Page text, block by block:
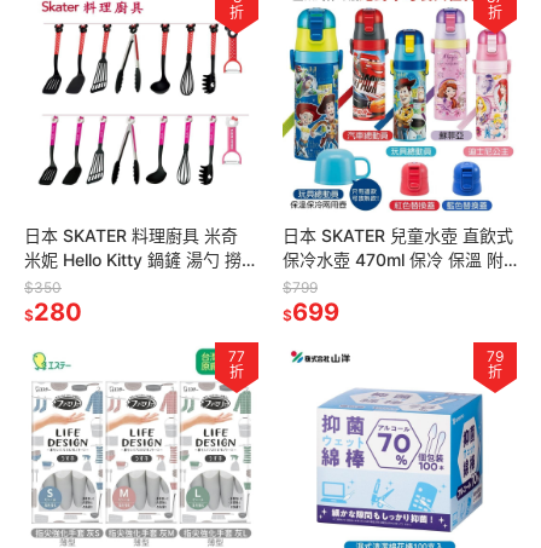
折
日本 SKATER 料理廚具 米奇
米妮 Hello Kitty 鍋鏟 湯勺 撈麵
勺 攪拌器 削皮器 甜點模 多種
任選
$350
$280
折
日本 SKATER 兒童水壺 直飲式
保冷水壺 470ml 保冷 保溫 附
背帶 超輕量 吸管水壺 多款任選
$799
$699
77
折
79
折